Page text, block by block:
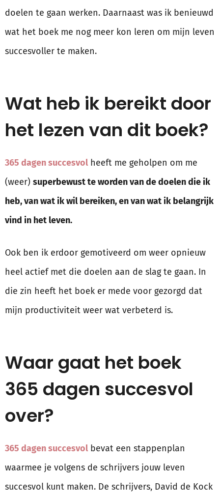
doelen te gaan werken. Daarnaast was ik benieuwd
wat het boek me nog meer kon leren om mijn leven
succesvoller te maken.
Wat heb ik bereikt door
het lezen van dit boek?
365 dagen succesvolheeft me geholpen om me
(weer) superbewust te worden van de doelen die ik
heb, van wat ik wil bereiken, en van wat ik belangrijk
vind in het leven.
Ook ben ik erdoor gemotiveerd om weer opnieuw
heel actief met die doelen aan de slag te gaan. In
die zin heeft het boek er mede voor gezorgd dat
mijn productiviteit weer wat verbeterd is.
Waar gaat het boek
365 dagen succesvol
over?
365 dagen succesvolbevat een stappenplan
waarmee je volgens de schrijvers jouw leven
succesvol kunt maken. De schrijvers, David de Kock